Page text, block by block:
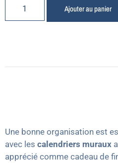
Ajouter au panier
Une bonne organisation est
avec les calendriers muraux
apprécié comme cadeau de